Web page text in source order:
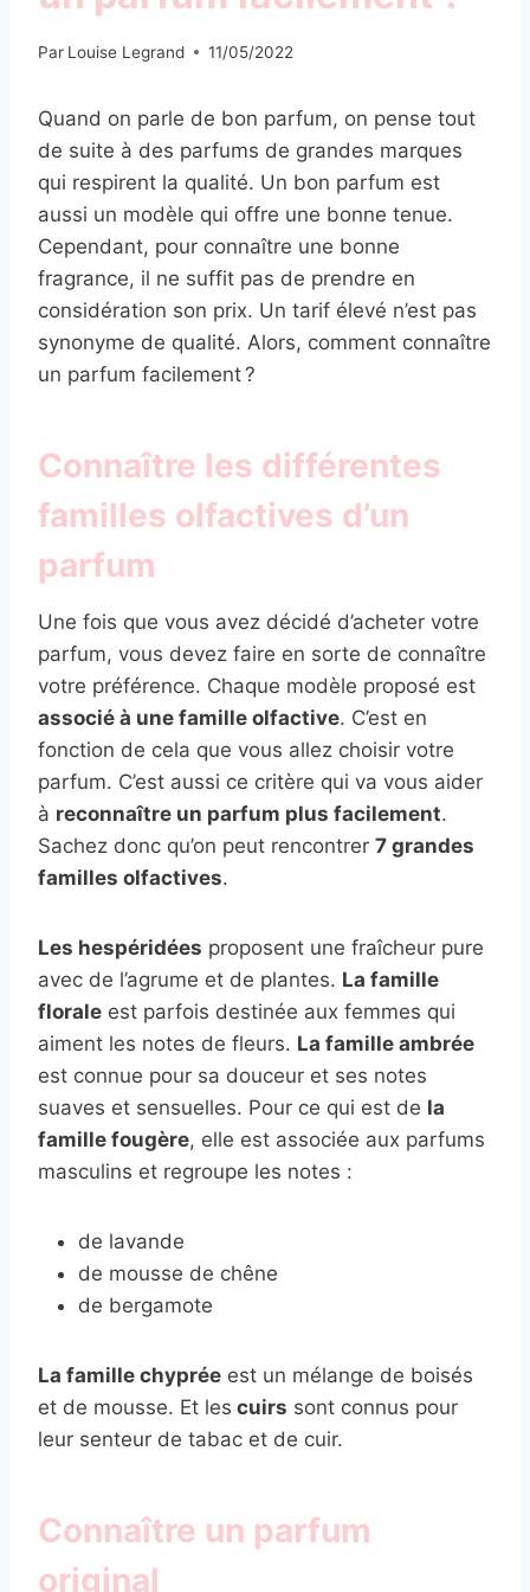
Par Louise Legrand 11/05/2022
Quand on parle de bon parfum, on pense tout
de suite à des parfums de grandes marques
qui respirent la qualité. Un bon parfum est
aussi un modèle qui offre une bonne tenue.
Cependant, pour connaître une bonne
fragrance, il ne suffit pas de prendre en
considération son prix. Un tarif élevé n’est pas
synonyme de qualité. Alors, comment connaître
un parfum facilement ?
Connaître les différentes
familles olfactives d’un
parfum
Une fois que vous avez décidé d’acheter votre
parfum, vous devez faire en sorte de connaître
votre préférence. Chaque modèle proposé est
associé à une famille olfactive. C’est en
fonction de cela que vous allez choisir votre
parfum. C’est aussi ce critère qui va vous aider
à reconnaître un parfum plus facilement.
Sachez donc qu’on peut rencontrer 7 grandes
familles olfactives.
Les hespéridées proposent une fraîcheur pure
avec de l’agrume et de plantes. La famille
florale est parfois destinée aux femmes qui
aiment les notes de fleurs. La famille ambrée
est connue pour sa douceur et ses notes
suaves et sensuelles. Pour ce qui est de la
famille fougère, elle est associée aux parfums
masculins et regroupe les notes :
de lavande
de mousse de chêne
de bergamote
La famille chyprée est un mélange de boisés
et de mousse. Et les cuirs sont connus pour
leur senteur de tabac et de cuir.
Connaître un parfum
original